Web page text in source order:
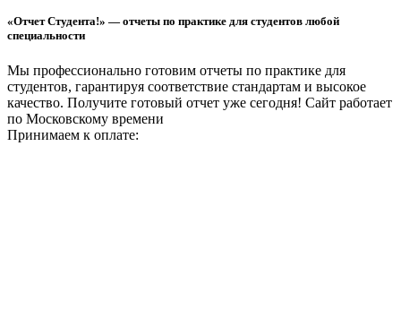
«Отчет Студента!» — отчеты по практике для студентов любой
специальности
Мы профессионально готовим отчеты по практике для
студентов, гарантируя соответствие стандартам и высокое
качество. Получите готовый отчет уже сегодня! Сайт работает
по Московскому времени
Принимаем к оплате: